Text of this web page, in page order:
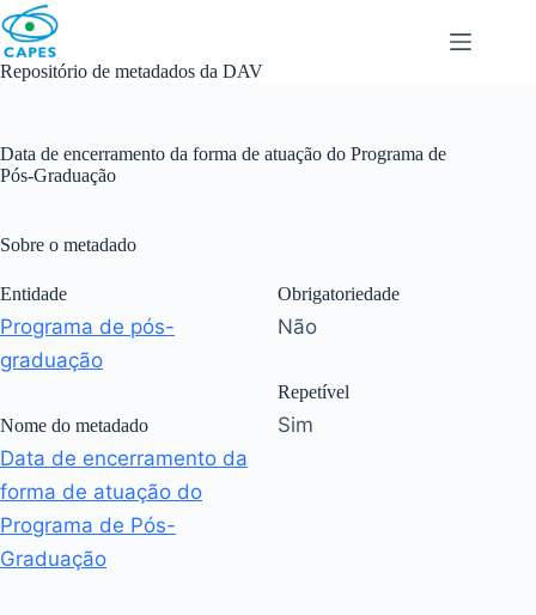
Skip
to
content
Repositório de metadados da DAV
Data de encerramento da forma de atuação do Programa de
Pós-Graduação
Sobre o metadado
Entidade
Programa de pós-
graduação
Nome do metadado
Data de encerramento da
forma de atuação do
Programa de Pós-
Graduação
Obrigatoriedade
Não
Repetível
Sim